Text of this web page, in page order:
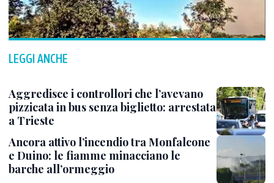
LEGGI ANCHE
Aggredisce i controllori che l’avevano
pizzicata in bus senza biglietto: arrestata
a Trieste
Ancora attivo l’incendio tra Monfalcone
e Duino: le fiamme minacciano le
barche all’ormeggio